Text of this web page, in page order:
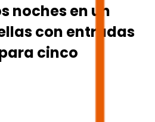
noches en un
con entradas
cinco